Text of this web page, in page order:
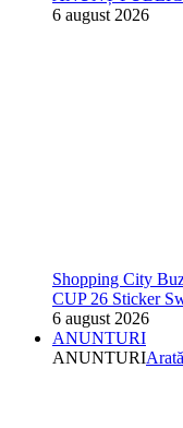
6 august 2026
Shopping City
CUP 26 Sticker
6 august 2026
ANUNTURI
ANUNTURI